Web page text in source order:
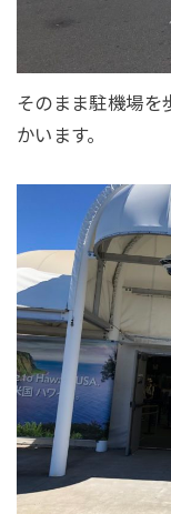
そのまま駐機場を
かいます。